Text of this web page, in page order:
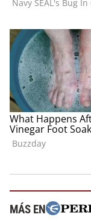
MÁS EN